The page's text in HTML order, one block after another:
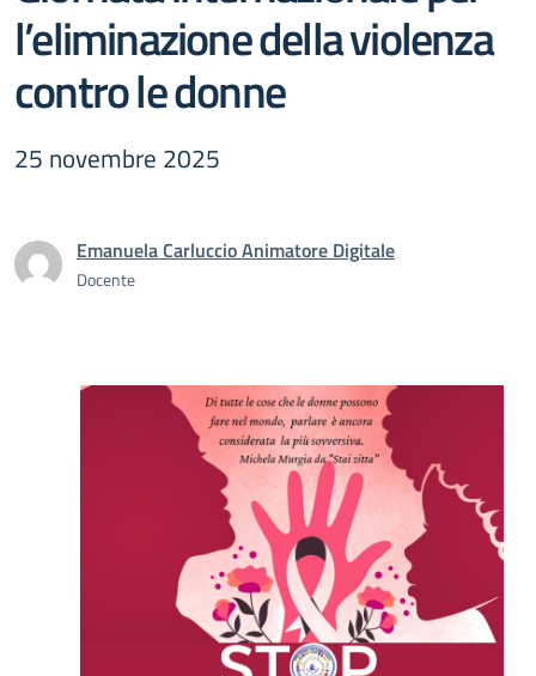
l’eliminazione della violenza
contro le donne
25 novembre 2025
Emanuela Carluccio Animatore Digitale
Docente